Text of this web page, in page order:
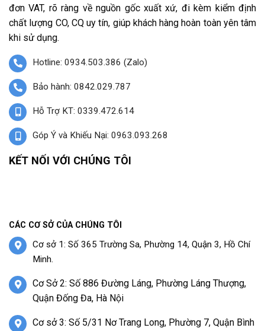
đơn VAT, rõ ràng về nguồn gốc xuất xứ, đi kèm kiểm định
chất lượng CO, CQ uy tín, giúp khách hàng hoàn toàn yên tâm
khi sử dụng.
Hotline: 0934.503.386 (Zalo)
Bảo hành: 0842.029.787
Hỗ Trợ KT: 0339.472.614
Góp Ý và Khiếu Nại: 0963.093.268
KẾT NỐI VỚI CHÚNG TÔI
CÁC CƠ SỞ CỦA CHÚNG TÔI
Cơ sở 1: Số 365 Trường Sa, Phường 14, Quận 3, Hồ Chí
Minh.
Cơ Sở 2: Số 886 Đường Láng, Phường Láng Thượng,
Quận Đống Đa, Hà Nội
Cơ sở 3: Số 5/31 Nơ Trang Long, Phường 7, Quận Bình